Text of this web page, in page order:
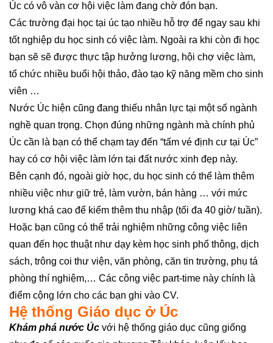
Úc có vô vàn cơ hội việc làm đang chờ đón bạn.
Các trường đại học tại úc tạo nhiều hỗ trợ để ngay sau khi
tốt nghiệp du học sinh có việc làm. Ngoài ra khi còn đi học
bạn sẽ sẽ được thực tập hưởng lương, hội chợ việc làm,
tổ chức nhiều buổi hội thảo, đào tạo kỹ năng mềm cho sinh
viên …
Nước Úc hiện cũng đang thiếu nhân lực tại một số ngành
nghề quan trọng. Chọn đúng những ngành mà chính phủ
Úc cần là bạn có thể chạm tay đến “tấm vé định cư tại Úc”
hay có cơ hội việc làm lớn tại đất nước xinh đẹp này.
Bên cạnh đó, ngoài giờ học, du học sinh có thể làm thêm
nhiều việc như giữ trẻ, làm vườn, bán hàng … với mức
lương khá cao để kiếm thêm thu nhập (tối đa 40 giờ/ tuần).
Hoặc bạn cũng có thể trải nghiệm những công việc liên
quan đến học thuật như dạy kèm học sinh phổ thông, dịch
sách, trông coi thư viện, văn phòng, căn tin trường, phụ tá
phòng thí nghiệm,… Các công việc part-time này chính là
điểm cộng lớn cho các bạn ghi vào CV.
Hệ thống Giáo dục ở Úc
Khám phá nước Úc với hệ thống giáo dục cũng giống